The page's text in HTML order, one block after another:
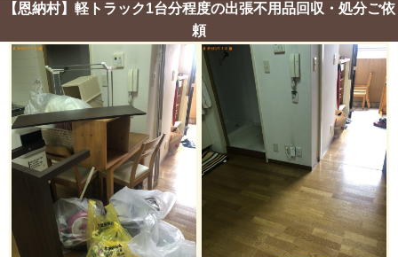
【恩納村】軽トラック1台分程度の出張不用品回収・処分ご依
頼